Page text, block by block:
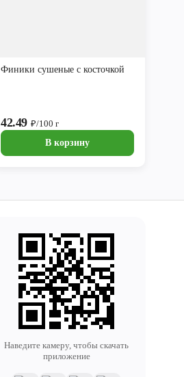
Финики сушеные с косточкой
42.49 ₽/100 г
В корзину
Наведите камеру, чтобы скачать
приложение